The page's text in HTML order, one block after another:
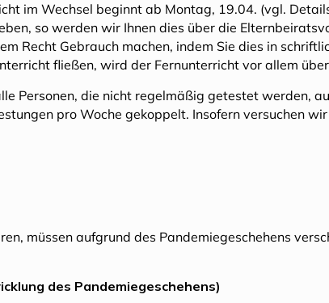
im Wechsel beginnt ab Montag, 19.04. (vgl.
so werden wir Ihnen dies über die
Recht Gebrauch machen, indem Sie dies in
fließen, wird der Fernunterricht vor allem
Personen, die nicht regelmäßig getestet werden,
pro Woche gekoppelt. Insofern versuchen
müssen aufgrund des Pandemiegeschehens
des Pandemiegeschehens)